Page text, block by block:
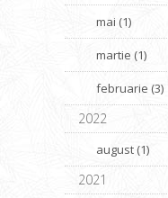
mai (1)
martie (1)
februarie (3)
2022
august (1)
2021